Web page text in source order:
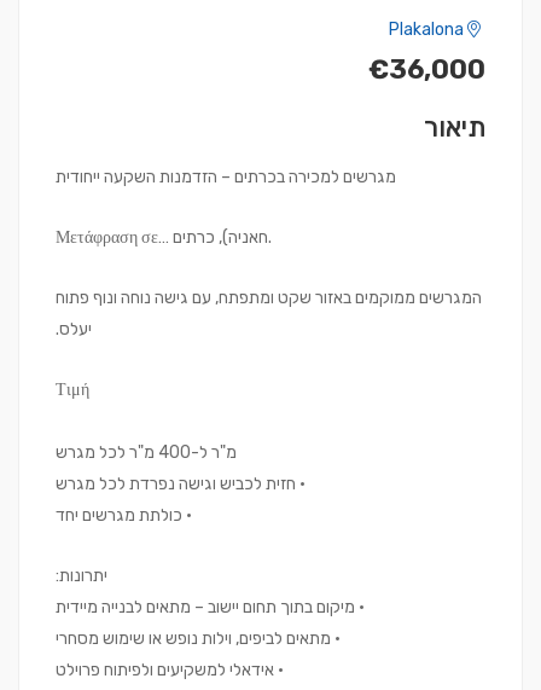
€36,000
תיאור
מגרשים למכירה בכרתים – הזדמנות השקעה ייחודית
Μετάφραση σε… חאניה), כרתים.
המגרשים ממוקמים באזור שקט ומתפתח, עם גישה נוחה ונוף פתוח
יעלס.
Τιμή
​מ"ר ל-400 מ"ר לכל מגרש
• חזית לכביש וגישה נפרדת לכל מגרש
• כולתת מגרשים יחד
יתרונות:
• מיקום בתוך תחום יישוב – מתאים לבנייה מיידית
• מתאים לביפים, וילות נופש או שימוש מסחרי
• אידאלי למשקיעים ולפיתוח פרוילט